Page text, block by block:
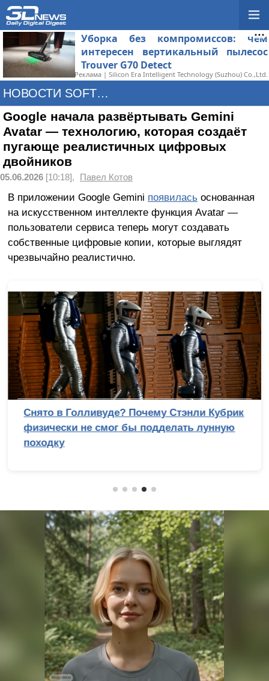
Уборка без компромиссов: чем
интересен вертикальный пылесос
Trouver G70 Detect
Реклама | Silicon Era Intelligent Technology (Suzhou) Co.,Ltd.
НОВОСТИ SOFTWARE
Google начала развёртывать Gemini
Avatar — технологию, которая создаёт
пугающе реалистичных цифровых
двойников
05.06.2026 [10:18], Павел Котов
В приложении Google Gemini появилась основанная
на искусственном интеллекте функция Avatar —
пользователи сервиса теперь могут создавать
собственные цифровые копии, которые выглядят
чрезвычайно реалистично.
Снято в Голливуде? Почему Стэнли Кубрик
физически не смог бы подделать лунную
походку